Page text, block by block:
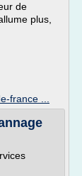
de
plus,
france ...